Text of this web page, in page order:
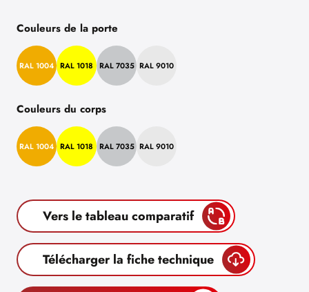
Couleurs de la porte
RAL 1004 RAL 1018 RAL 7035 RAL 9010
Couleurs du corps
RAL 1004 RAL 1018 RAL 7035 RAL 9010
Vers le tableau comparatif
Télécharger la fiche technique